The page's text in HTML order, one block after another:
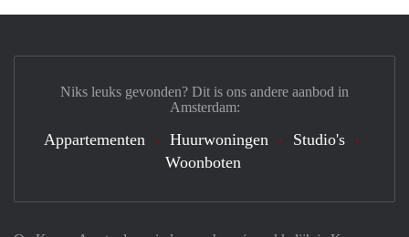
Niks leuks gevonden? Dit is ons andere aanbod in
Amsterdam:
Appartementen Huurwoningen
Studio's
Woonboten